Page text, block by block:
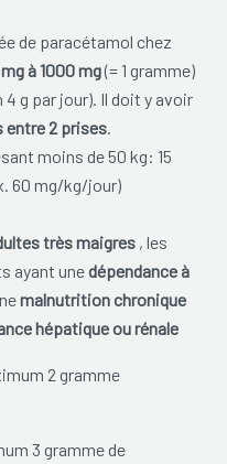
de paracétamol chez
à 1000 mg(= 1 gramme)
g par jour). Il doit y avoir
entre 2 prises.
moins de 50 kg: 15
60 mg/kg/jour)
très maigres , les
ayant unedépendance à
malnutrition chronique
hépatique ou rénale
2 gramme
3 gramme de